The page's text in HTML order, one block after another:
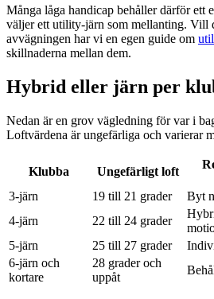
Många låga handicap behåller därför ett
väljer ett utility-järn som mellanting. Vill
avvägningen har vi en egen guide om
skillnaderna mellan dem.
Hybrid eller järn per
Nedan är en grov vägledning för var i
Loftvärdena är ungefärliga och varierar
Klubba Ungefärligt loft
3-järn
19 till 21 grader
Byt
4-järn
22 till 24 grader
5-järn
25 till 27 grader
6-järn och
kortare
28 grader och
uppåt